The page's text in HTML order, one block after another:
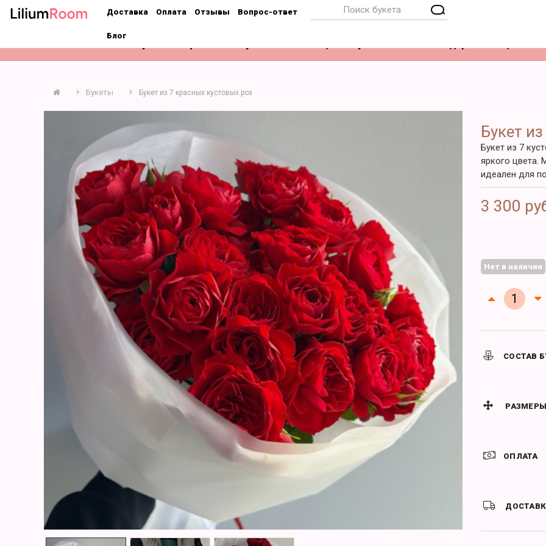
Доставка Оплата Отзывы Вопрос-ответ
Блог
Букеты Букет из 7 красных кустовых роз
Букет
Букет из 7
яркого цвета.
идеален для
3 300
Нет в наличии
СОСТАВ
ОПЛАТА